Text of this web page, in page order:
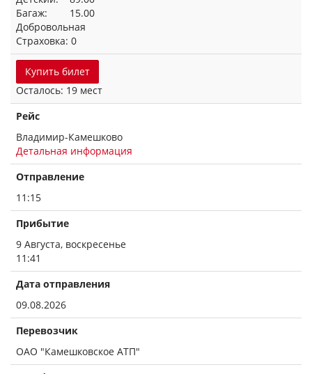
Багаж: 15.00
Добровольная
Страховка: 0
Купить билет
Осталось: 19 мест
Рейс
Владимир-Камешково
Детальная информация
Отправление
11:15
Прибытие
9 Августа, воскресенье
11:41
Дата отправления
09.08.2026
Перевозчик
ОАО "Камешковское АТП"